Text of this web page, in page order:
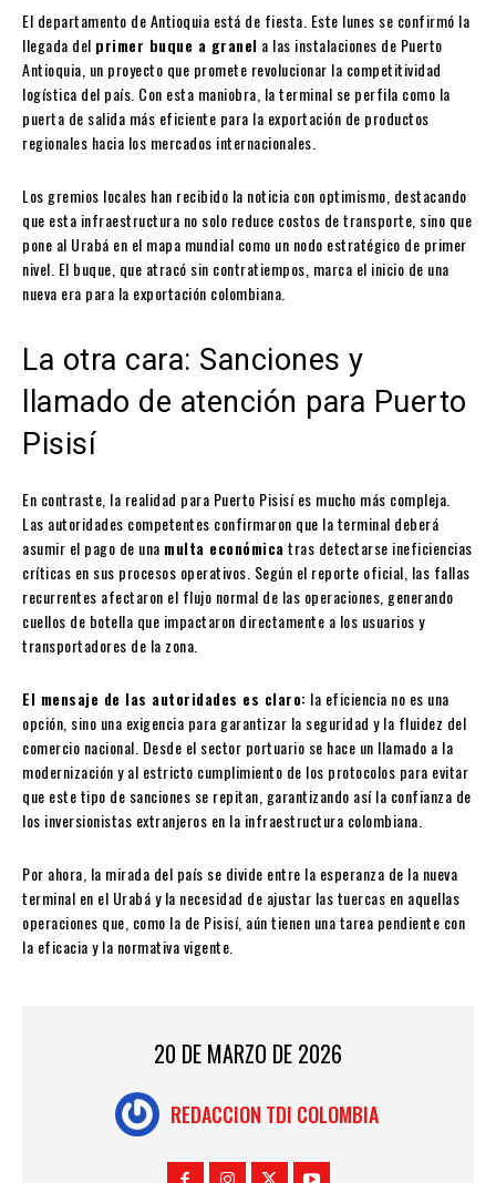
El departamento de Antioquia está de fiesta. Este lunes se confirmó la
llegada del primer buque a granel a las instalaciones de Puerto
Antioquia, un proyecto que promete revolucionar la competitividad
logística del país. Con esta maniobra, la terminal se perfila como la
puerta de salida más eficiente para la exportación de productos
regionales hacia los mercados internacionales.
Los gremios locales han recibido la noticia con optimismo, destacando
que esta infraestructura no solo reduce costos de transporte, sino que
pone al Urabá en el mapa mundial como un nodo estratégico de primer
nivel. El buque, que atracó sin contratiempos, marca el inicio de una
nueva era para la exportación colombiana.
La otra cara: Sanciones y
llamado de atención para Puerto
Pisisí
En contraste, la realidad para Puerto Pisisí es mucho más compleja.
Las autoridades competentes confirmaron que la terminal deberá
asumir el pago de una multa económicatras detectarse ineficiencias
críticas en sus procesos operativos. Según el reporte oficial, las fallas
recurrentes afectaron el flujo normal de las operaciones, generando
cuellos de botella que impactaron directamente a los usuarios y
transportadores de la zona.
El mensaje de las autoridades es claro: la eficiencia no es una
opción, sino una exigencia para garantizar la seguridad y la fluidez del
comercio nacional. Desde el sector portuario se hace un llamado a la
modernización y al estricto cumplimiento de los protocolos para evitar
que este tipo de sanciones se repitan, garantizando así la confianza de
los inversionistas extranjeros en la infraestructura colombiana.
Por ahora, la mirada del país se divide entre la esperanza de la nueva
terminal en el Urabá y la necesidad de ajustar las tuercas en aquellas
operaciones que, como la de Pisisí, aún tienen una tarea pendiente con
la eficacia y la normativa vigente.
20 DE MARZO DE 2026
REDACCION TDI COLOMBIA